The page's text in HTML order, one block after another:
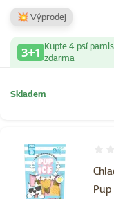
💥 Výprodej
3+1 Kupte 4 psí
zdarma
Skladem